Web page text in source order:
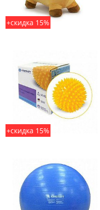
+скидка 15%
+скидка 15%